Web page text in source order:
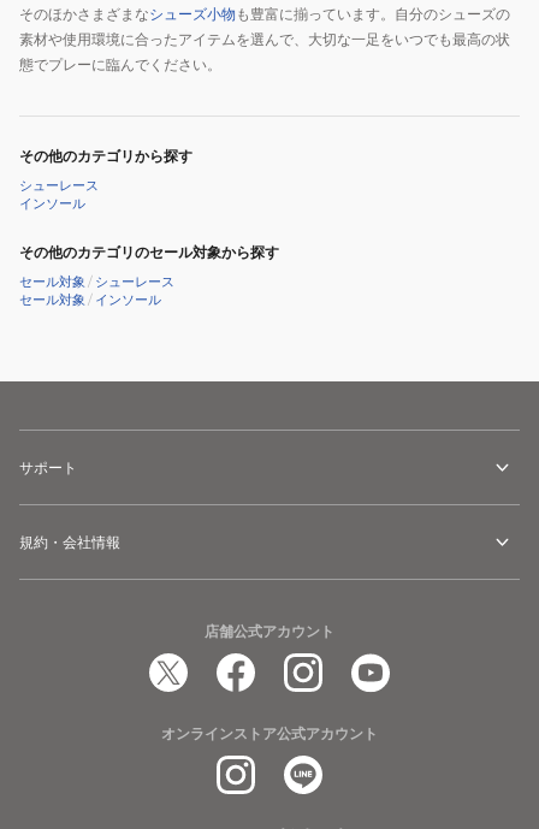
そのほかさまざまなシューズ小物 も豊富に揃っています。自分のシューズの
素材や使用環境に合ったアイテムを選んで、大切な一足をいつでも最高の状
態でプレーに臨んでください。
その他のカテゴリから探す
シューレース
インソール
その他のカテゴリのセール対象から探す
セール対象 / シューレース
セール対象 / インソール
サポート
規約・会社情報
店舗公式アカウント
オンラインストア公式アカウント